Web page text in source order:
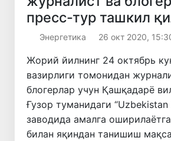
пресс-тур ташкил
Энергетика 26 окт 2020,
Жорий йилнинг 24 октябрь
вазирлиги томонидан
блогерлар учун Қашқадарё
Ғузор туманидаги “Uzbekistan
заводида амалга
билан яқиндан танишиш